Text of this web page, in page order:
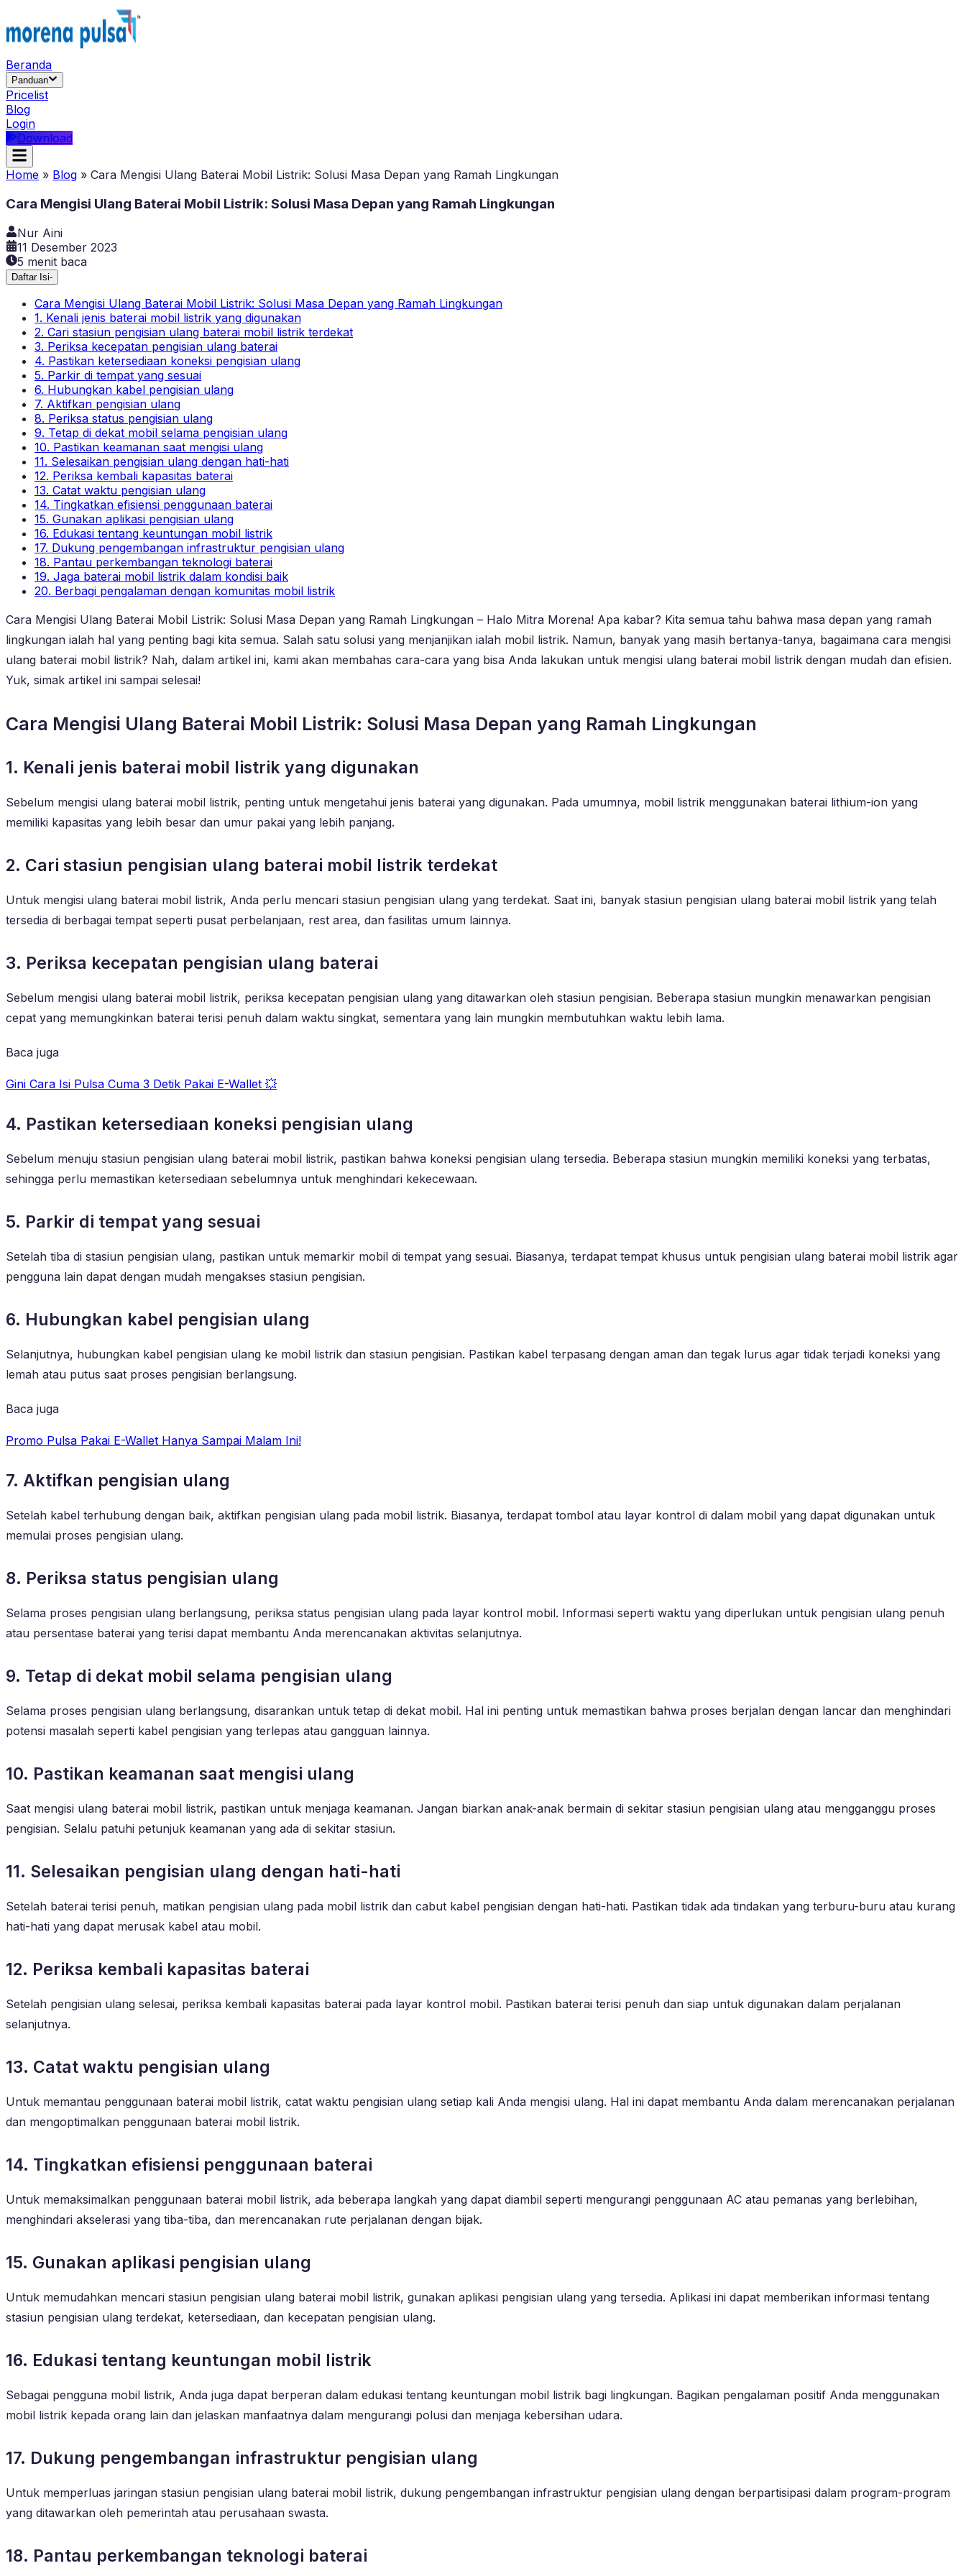
Beranda
Panduan
Pricelist
Blog
Login
Download
Home » Blog » Cara Mengisi Ulang Baterai Mobil Listrik: Solusi Masa Depan yang Ramah Lingkungan
Cara Mengisi Ulang Baterai Mobil Listrik: Solusi Masa Depan yang Ramah Lingkungan
Nur Aini
11 Desember 2023
5 menit baca
Daftar Isi-
Cara Mengisi Ulang Baterai Mobil Listrik: Solusi Masa Depan yang Ramah Lingkungan
1. Kenali jenis baterai mobil listrik yang digunakan
2. Cari stasiun pengisian ulang baterai mobil listrik terdekat
3. Periksa kecepatan pengisian ulang baterai
4. Pastikan ketersediaan koneksi pengisian ulang
5. Parkir di tempat yang sesuai
6. Hubungkan kabel pengisian ulang
7. Aktifkan pengisian ulang
8. Periksa status pengisian ulang
9. Tetap di dekat mobil selama pengisian ulang
10. Pastikan keamanan saat mengisi ulang
11. Selesaikan pengisian ulang dengan hati-hati
12. Periksa kembali kapasitas baterai
13. Catat waktu pengisian ulang
14. Tingkatkan efisiensi penggunaan baterai
15. Gunakan aplikasi pengisian ulang
16. Edukasi tentang keuntungan mobil listrik
17. Dukung pengembangan infrastruktur pengisian ulang
18. Pantau perkembangan teknologi baterai
19. Jaga baterai mobil listrik dalam kondisi baik
20. Berbagi pengalaman dengan komunitas mobil listrik
Cara Mengisi Ulang Baterai Mobil Listrik: Solusi Masa Depan yang Ramah Lingkungan – Halo Mitra Morena! Apa kabar? Kita semua tahu bahwa masa depan yang ramah
lingkungan ialah hal yang penting bagi kita semua. Salah satu solusi yang menjanjikan ialah mobil listrik. Namun, banyak yang masih bertanya-tanya, bagaimana cara mengisi
ulang baterai mobil listrik? Nah, dalam artikel ini, kami akan membahas cara-cara yang bisa Anda lakukan untuk mengisi ulang baterai mobil listrik dengan mudah dan efisien.
Yuk, simak artikel ini sampai selesai!
Cara Mengisi Ulang Baterai Mobil Listrik: Solusi Masa Depan yang Ramah Lingkungan
1. Kenali jenis baterai mobil listrik yang digunakan
Sebelum mengisi ulang baterai mobil listrik, penting untuk mengetahui jenis baterai yang digunakan. Pada umumnya, mobil listrik menggunakan baterai lithium-ion yang
memiliki kapasitas yang lebih besar dan umur pakai yang lebih panjang.
2. Cari stasiun pengisian ulang baterai mobil listrik terdekat
Untuk mengisi ulang baterai mobil listrik, Anda perlu mencari stasiun pengisian ulang yang terdekat. Saat ini, banyak stasiun pengisian ulang baterai mobil listrik yang telah
tersedia di berbagai tempat seperti pusat perbelanjaan, rest area, dan fasilitas umum lainnya.
3. Periksa kecepatan pengisian ulang baterai
Sebelum mengisi ulang baterai mobil listrik, periksa kecepatan pengisian ulang yang ditawarkan oleh stasiun pengisian. Beberapa stasiun mungkin menawarkan pengisian
cepat yang memungkinkan baterai terisi penuh dalam waktu singkat, sementara yang lain mungkin membutuhkan waktu lebih lama.
Baca juga
Gini Cara Isi Pulsa Cuma 3 Detik Pakai E-Wallet 💥
4. Pastikan ketersediaan koneksi pengisian ulang
Sebelum menuju stasiun pengisian ulang baterai mobil listrik, pastikan bahwa koneksi pengisian ulang tersedia. Beberapa stasiun mungkin memiliki koneksi yang terbatas,
sehingga perlu memastikan ketersediaan sebelumnya untuk menghindari kekecewaan.
5. Parkir di tempat yang sesuai
Setelah tiba di stasiun pengisian ulang, pastikan untuk memarkir mobil di tempat yang sesuai. Biasanya, terdapat tempat khusus untuk pengisian ulang baterai mobil listrik agar
pengguna lain dapat dengan mudah mengakses stasiun pengisian.
6. Hubungkan kabel pengisian ulang
Selanjutnya, hubungkan kabel pengisian ulang ke mobil listrik dan stasiun pengisian. Pastikan kabel terpasang dengan aman dan tegak lurus agar tidak terjadi koneksi yang
lemah atau putus saat proses pengisian berlangsung.
Baca juga
Promo Pulsa Pakai E-Wallet Hanya Sampai Malam Ini!
7. Aktifkan pengisian ulang
Setelah kabel terhubung dengan baik, aktifkan pengisian ulang pada mobil listrik. Biasanya, terdapat tombol atau layar kontrol di dalam mobil yang dapat digunakan untuk
memulai proses pengisian ulang.
8. Periksa status pengisian ulang
Selama proses pengisian ulang berlangsung, periksa status pengisian ulang pada layar kontrol mobil. Informasi seperti waktu yang diperlukan untuk pengisian ulang penuh
atau persentase baterai yang terisi dapat membantu Anda merencanakan aktivitas selanjutnya.
9. Tetap di dekat mobil selama pengisian ulang
Selama proses pengisian ulang berlangsung, disarankan untuk tetap di dekat mobil. Hal ini penting untuk memastikan bahwa proses berjalan dengan lancar dan menghindari
potensi masalah seperti kabel pengisian yang terlepas atau gangguan lainnya.
10. Pastikan keamanan saat mengisi ulang
Saat mengisi ulang baterai mobil listrik, pastikan untuk menjaga keamanan. Jangan biarkan anak-anak bermain di sekitar stasiun pengisian ulang atau mengganggu proses
pengisian. Selalu patuhi petunjuk keamanan yang ada di sekitar stasiun.
11. Selesaikan pengisian ulang dengan hati-hati
Setelah baterai terisi penuh, matikan pengisian ulang pada mobil listrik dan cabut kabel pengisian dengan hati-hati. Pastikan tidak ada tindakan yang terburu-buru atau kurang
hati-hati yang dapat merusak kabel atau mobil.
12. Periksa kembali kapasitas baterai
Setelah pengisian ulang selesai, periksa kembali kapasitas baterai pada layar kontrol mobil. Pastikan baterai terisi penuh dan siap untuk digunakan dalam perjalanan
selanjutnya.
13. Catat waktu pengisian ulang
Untuk memantau penggunaan baterai mobil listrik, catat waktu pengisian ulang setiap kali Anda mengisi ulang. Hal ini dapat membantu Anda dalam merencanakan perjalanan
dan mengoptimalkan penggunaan baterai mobil listrik.
14. Tingkatkan efisiensi penggunaan baterai
Untuk memaksimalkan penggunaan baterai mobil listrik, ada beberapa langkah yang dapat diambil seperti mengurangi penggunaan AC atau pemanas yang berlebihan,
menghindari akselerasi yang tiba-tiba, dan merencanakan rute perjalanan dengan bijak.
15. Gunakan aplikasi pengisian ulang
Untuk memudahkan mencari stasiun pengisian ulang baterai mobil listrik, gunakan aplikasi pengisian ulang yang tersedia. Aplikasi ini dapat memberikan informasi tentang
stasiun pengisian ulang terdekat, ketersediaan, dan kecepatan pengisian ulang.
16. Edukasi tentang keuntungan mobil listrik
Sebagai pengguna mobil listrik, Anda juga dapat berperan dalam edukasi tentang keuntungan mobil listrik bagi lingkungan. Bagikan pengalaman positif Anda menggunakan
mobil listrik kepada orang lain dan jelaskan manfaatnya dalam mengurangi polusi dan menjaga kebersihan udara.
17. Dukung pengembangan infrastruktur pengisian ulang
Untuk memperluas jaringan stasiun pengisian ulang baterai mobil listrik, dukung pengembangan infrastruktur pengisian ulang dengan berpartisipasi dalam program-program
yang ditawarkan oleh pemerintah atau perusahaan swasta.
18. Pantau perkembangan teknologi baterai